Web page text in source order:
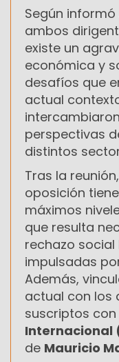
Según informó
ambos
existe un
económica y
desafíos que
actual
perspectivas
distintos
Tras la reunión,
oposición
máximos
que resulta
rechazo
impulsadas
Además,
actual con los
suscriptos con
Internacional
de Mauricio